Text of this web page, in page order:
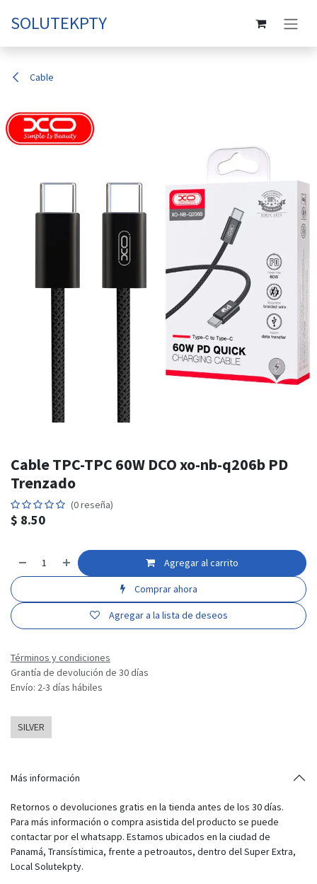
SOLUTEKPTY
Cable
Cable TPC-TPC 60W DCO xo-nb-q206b PD
Trenzado
(0 reseña)
$ 8.50
Agregar al carrito
Comprar ahora
Agregar a la lista de deseos
Términos y condiciones
Grantía de devolución de 30 días
Envío: 2-3 días hábiles
SILVER
Más información
Retornos o devoluciones gratis en la tienda antes de los 30 días.
Para más información o compra asistida del producto se puede
contactar por el whatsapp. Estamos ubicados en la ciudad de
Panamá, Transístimica, frente a petroautos, dentro del Super Extra,
Local Solutekpty.